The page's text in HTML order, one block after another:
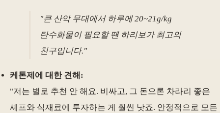
"큰 산악 무대에서 하루에 20~21g/kg
탄수화물이 필요할 땐 하리보가 최고의
친구입니다."
케톤제에 대한 견해:
"저는 별로 추천 안 해요. 비싸고, 그 돈으론 차라리 좋은
셰프와 식재료에 투자하는 게 훨씬 낫죠. 안정적으로 모든